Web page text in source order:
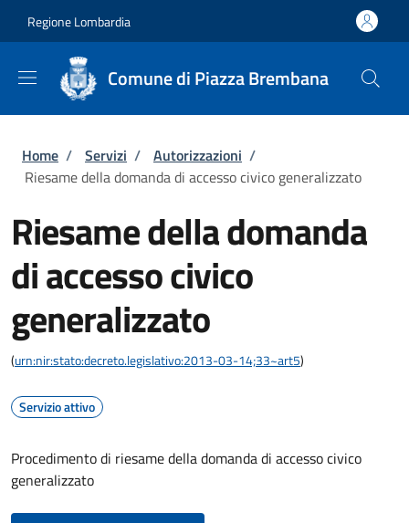
Regione Lombardia
Comune di Piazza Brembana
Briciole di pane
Home / Servizi / Autorizzazioni /
Riesame della domanda di accesso civico generalizzato
Riesame della domanda
di accesso civico
generalizzato
(urn:nir:stato:decreto.legislativo:2013-03-14;33~art5)
Servizio attivo
Procedimento di riesame della domanda di accesso civico
generalizzato